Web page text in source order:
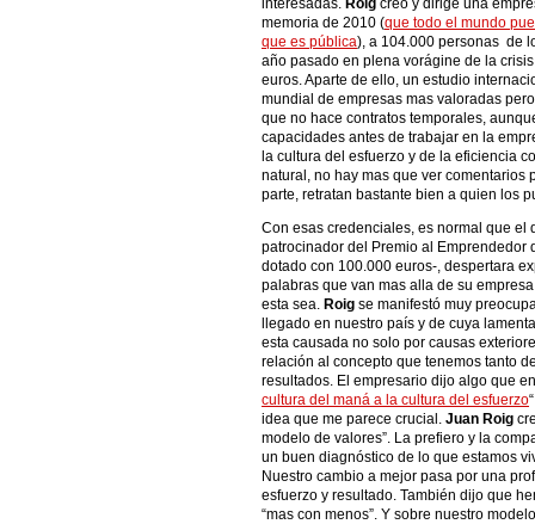
interesadas. Roig creó y dirige una
memoria de 2010 (que todo el mundo
que es pública), a 104.000 personas de
año pasado en plena vorágine de la
euros. Aparte de ello, un estudio
mundial de empresas mas valoradas
que no hace contratos temporales,
capacidades antes de trabajar en la
la cultura del esfuerzo y de la eficiencia
natural, no hay mas que ver comentarios
parte, retratan bastante bien a quien los
Con esas credenciales, es normal que el
patrocinador del Premio al Emprendedor
dotado con 100.000 euros-, despertara
palabras que van mas alla de su
esta sea. Roig se manifestó muy
llegado en nuestro país y de cuya
esta causada no solo por causas
relación al concepto que tenemos tanto
resultados. El empresario dijo algo que
cultura del maná a la cultura del esfuerzo
idea que me parece crucial. Juan Roig
modelo de valores”. La prefiero y la
un buen diagnóstico de lo que estamos
Nuestro cambio a mejor pasa por una
esfuerzo y resultado. También dijo que
“mas con menos”. Y sobre nuestro